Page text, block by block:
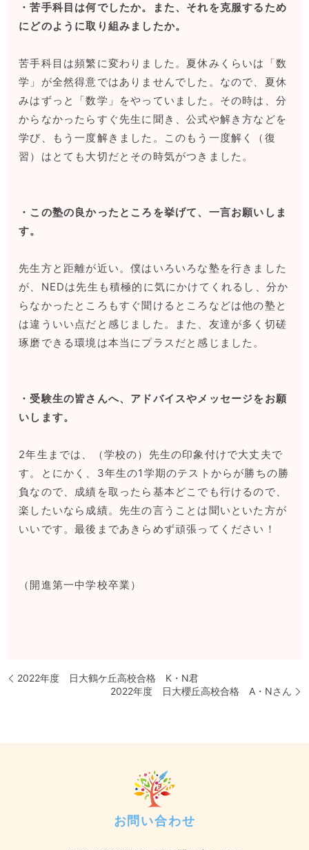
・苦手科目は何でしたか。また、それを克服するため
にどのように取り組みましたか。
苦手科目は頻繁に変わりました。夏休みくらいは「数
学」が全然得意ではありませんでした。なので、夏休
みはずっと「数学」をやっていました。その時は、分
からなかったらすぐ先生に聞き、公式や解き方などを
学び、もう一度解きました。このもう一度解く（復
習）はとても大切だとその時気がつきました。
・この塾の良かったところを挙げて、一言お願いしま
す。
先生方と距離が近い。僕はいろいろな塾を行きました
が、NEDは先生も積極的に気にかけてくれるし、分か
らなかったところもすぐ聞けるところなどは他の塾と
は違ういい点だと感じました。また、友達が多く切磋
琢磨できる環境は本当にプラスだと感じました。
・受験生の皆さんへ、アドバイスやメッセージをお願
いします。
2年生までは、（学校の）先生の印象付けで大丈夫で
す。とにかく、3年生の1学期のテストからが勝ちの勝
負なので、成績を取ったら基本どこでも行けるので、
楽したいなら成績。先生の言うことは聞いといた方が
いいです。最後まであきらめず頑張ってください！
（開進第一中学校卒業）
2022年度 日大鶴ケ丘高校合格 K・N君
2022年度 日大櫻丘高校合格 A・Nさん
お問い合わせ